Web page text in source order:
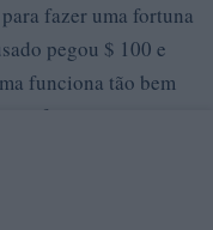
fazer uma fortuna
pegou $ 100 e
funciona tão bem
em uma